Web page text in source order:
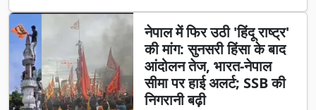
नेपाल में फिर उठी 'हिंदू राष्ट्र'
की मांग: सुनसरी हिंसा के बाद
आंदोलन तेज, भारत-नेपाल
सीमा पर हाई अलर्ट; SSB की
निगरानी बढ़ी